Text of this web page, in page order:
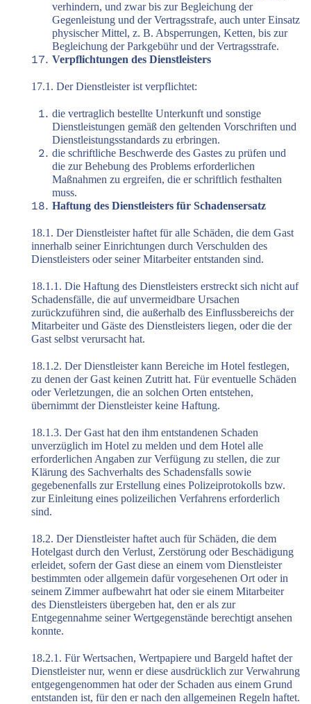
verhindern, und zwar bis zur Begleichung der
Gegenleistung und der Vertragsstrafe, auch unter Einsatz
physischer Mittel, z. B. Absperrungen, Ketten, bis zur
Begleichung der Parkgebühr und der Vertragsstrafe.
Verpflichtungen des Dienstleisters
17.1. Der Dienstleister ist verpflichtet:
die vertraglich bestellte Unterkunft und sonstige
Dienstleistungen gemäß den geltenden Vorschriften und
Dienstleistungsstandards zu erbringen.
die schriftliche Beschwerde des Gastes zu prüfen und
die zur Behebung des Problems erforderlichen
Maßnahmen zu ergreifen, die er schriftlich festhalten
muss.
Haftung des Dienstleisters für Schadensersatz
18.1. Der Dienstleister haftet für alle Schäden, die dem Gast
innerhalb seiner Einrichtungen durch Verschulden des
Dienstleisters oder seiner Mitarbeiter entstanden sind.
18.1.1. Die Haftung des Dienstleisters erstreckt sich nicht auf
Schadensfälle, die auf unvermeidbare Ursachen
zurückzuführen sind, die außerhalb des Einflussbereichs der
Mitarbeiter und Gäste des Dienstleisters liegen, oder die der
Gast selbst verursacht hat.
18.1.2. Der Dienstleister kann Bereiche im Hotel festlegen,
zu denen der Gast keinen Zutritt hat. Für eventuelle Schäden
oder Verletzungen, die an solchen Orten entstehen,
übernimmt der Dienstleister keine Haftung.
18.1.3. Der Gast hat den ihm entstandenen Schaden
unverzüglich im Hotel zu melden und dem Hotel alle
erforderlichen Angaben zur Verfügung zu stellen, die zur
Klärung des Sachverhalts des Schadensfalls sowie
gegebenenfalls zur Erstellung eines Polizeiprotokolls bzw.
zur Einleitung eines polizeilichen Verfahrens erforderlich
sind.
18.2. Der Dienstleister haftet auch für Schäden, die dem
Hotelgast durch den Verlust, Zerstörung oder Beschädigung
erleidet, sofern der Gast diese an einem vom Dienstleister
bestimmten oder allgemein dafür vorgesehenen Ort oder in
seinem Zimmer aufbewahrt hat oder sie einem Mitarbeiter
des Dienstleisters übergeben hat, den er als zur
Entgegennahme seiner Wertgegenstände berechtigt ansehen
konnte.
18.2.1. Für Wertsachen, Wertpapiere und Bargeld haftet der
Dienstleister nur, wenn er diese ausdrücklich zur Verwahrung
entgegengenommen hat oder der Schaden aus einem Grund
entstanden ist, für den er nach den allgemeinen Regeln haftet.